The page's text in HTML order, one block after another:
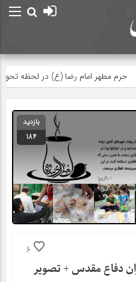
حرم مطهر امام رضا (ع) در لحظه تحویل
بازدید
184
6
دفاع مقدس + تصویر